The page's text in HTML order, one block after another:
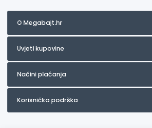
O Megabajt.hr
Uvjeti kupovine
Načini plaćanja
Korisnička podrška